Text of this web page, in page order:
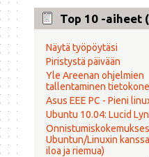
Top 10 -aiheet
Näytä työpöytäsi
Piristystä päivään
Yle Areenan ohjelmien
tallentaminen
Asus EEE PC - Pieni
Ubuntu 10.04: Lucid
Ubuntun/Linuxin
iloa ja riemua)